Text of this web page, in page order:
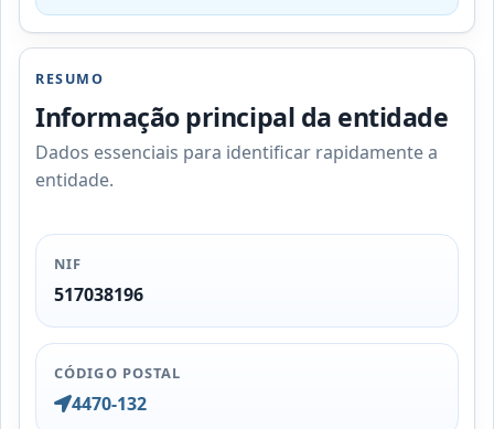
RESUMO
Informação principal da entidade
Dados essenciais para identificar rapidamente a
entidade.
NIF
517038196
CÓDIGO POSTAL
4470-132